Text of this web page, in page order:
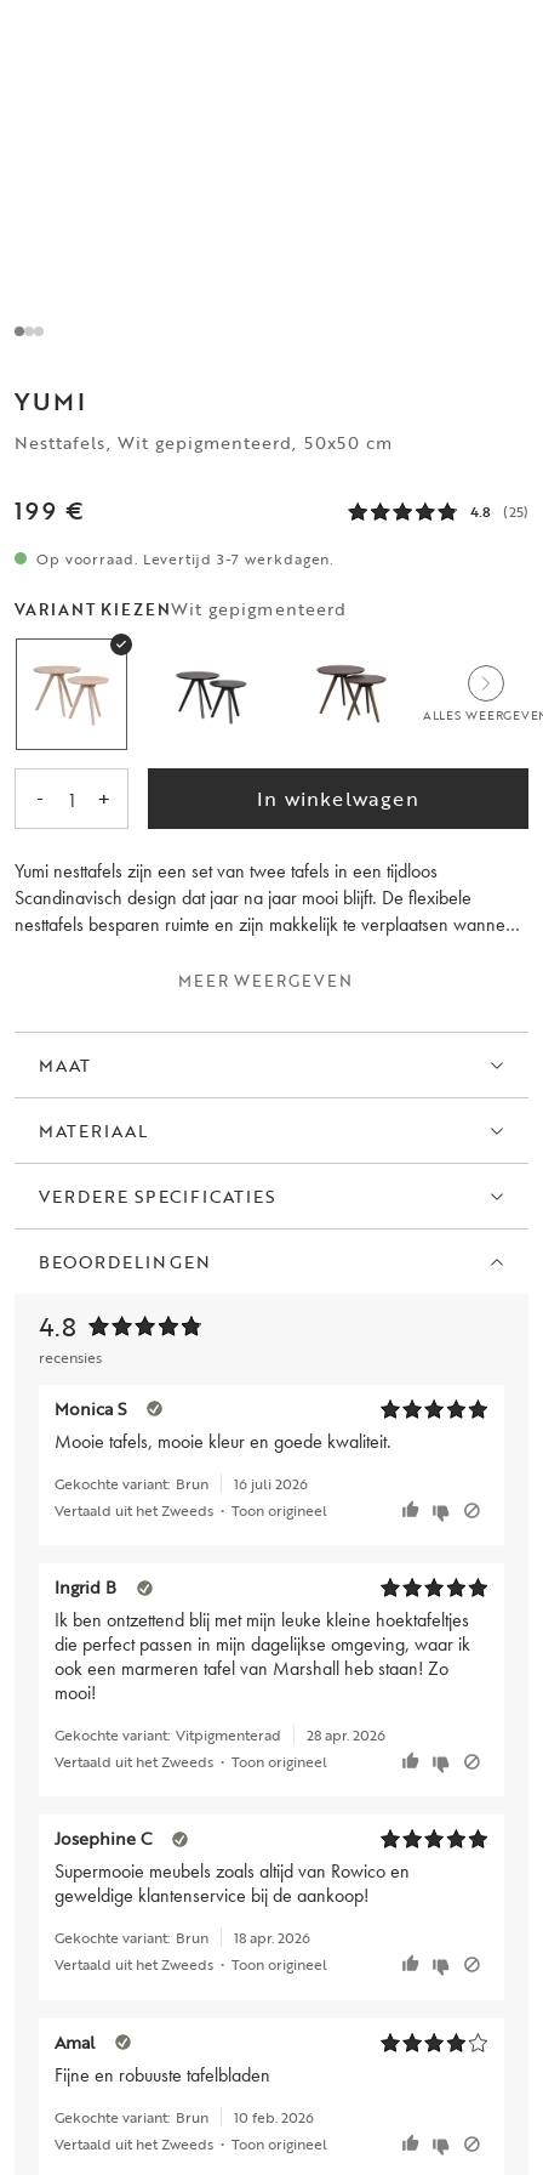
YUMI
Nesttafels, Wit gepigmenteerd, 50x50 cm
199 € 4.8 (25)
Op voorraad. Levertijd 3-7 werkdagen.
VARIANT KIEZENWit gepigmenteerd
ALLES
- 1 + In winkelwagen
Yumi nesttafels zijn een set van twee tafels in een tijdloos
Scandinavisch design dat jaar na jaar mooi blijft. De flexibele
nesttafels besparen ruimte en zijn makkelijk te verplaatsen wanneer
De tafelbladen zijn gemaakt van witgepigmenteerd gelakt
hoogte 45 cm, kleine tafel, Ø 40 cm, hoogte 40 cm. Combineer ze
gerust met andere meubels uit de Yumi serie.
MEER WEERGEVEN
MAAT
MATERIAAL
VERDERE SPECIFICATIES
BEOORDELINGEN
4.8
recensies
Monica S
Mooie tafels, mooie kleur en goede kwaliteit.
Gekochte variant: Brun
16 juli 2026
Vertaald uit het Zweeds • Toon origineel
Ingrid B
Ik ben ontzettend blij met mijn leuke kleine hoektafeltjes
die perfect passen in mijn dagelijkse omgeving, waar ik
ook een marmeren tafel van Marshall heb staan! Zo
mooi!
Gekochte variant: Vitpigmenterad
28 apr. 2026
Vertaald uit het Zweeds • Toon origineel
Josephine C
Supermooie meubels zoals altijd van Rowico en
geweldige klantenservice bij de aankoop!
Gekochte variant: Brun
18 apr. 2026
Vertaald uit het Zweeds • Toon origineel
Amal
Fijne en robuuste tafelbladen
Gekochte variant: Brun
10 feb. 2026
Vertaald uit het Zweeds • Toon origineel